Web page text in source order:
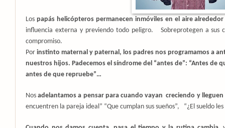
Los papás helicópteros permanecen inmóviles en el aire
influencia externa y previendo todo peligro.
Sobreprotegen a sus
compromiso.
Por instinto maternal y paternal, los padres nos programamos a
nuestros hijos. Padecemos el síndrome del “antes de”: “Antes de
antes de que repruebe”…
Nosadelantamos a pensar para cuando vayan creciendo y
encuentren la pareja ideal” “Que cumplan sus sueños”,
“¿El sueldo